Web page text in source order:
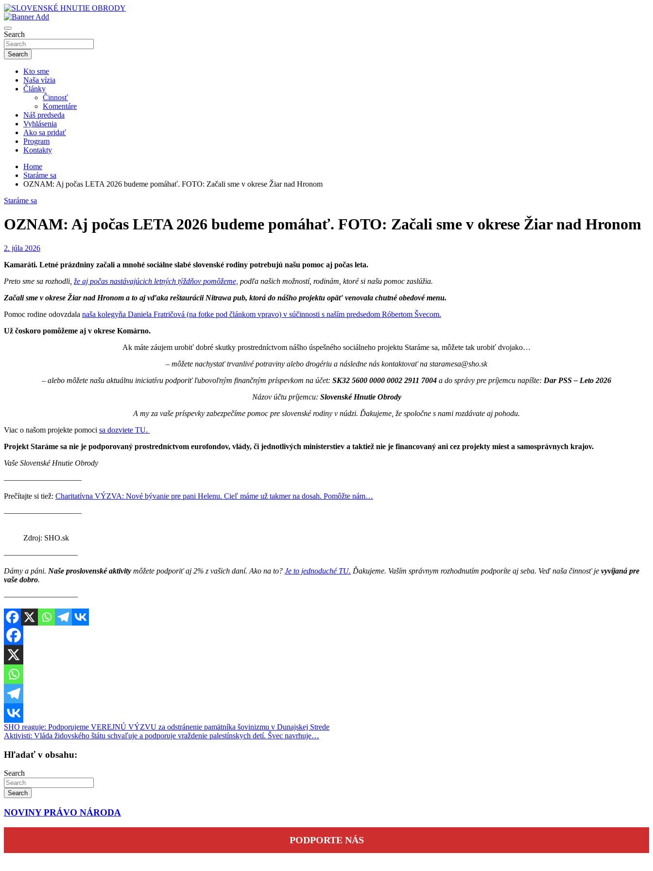
Skip
to
content
SLOVENSKÉ HNUTIE OBRODY
Search
Search
Kto sme
Naša vízia
Články
Činnosť
Komentáre
Náš predseda
Vyhlásenia
Ako sa pridať
Program
Kontakty
Home
Staráme sa
OZNAM: Aj počas LETA 2026 budeme pomáhať. FOTO: Začali sme v okrese Žiar nad Hronom
Staráme sa
OZNAM: Aj počas LETA 2026 budeme pomáhať. FOTO: Začali sme v okrese Žiar nad Hronom
2. júla 2026
Kamaráti. Letné prázdniny začali a mnohé sociálne slabé slovenské rodiny potrebujú našu pomoc aj počas leta.
Preto sme sa rozhodli, že aj počas nastávajúcich letných týždňov pomôžeme, podľa našich možností, rodinám, ktoré si našu pomoc zaslúžia.
Začali sme v okrese Žiar nad Hronom a to aj vďaka reštaurácii Nitrawa pub, ktorá do nášho projektu opäť venovala chutné obedové menu.
Pomoc rodine odovzdala naša kolegyňa Daniela Fratričová (na fotke pod článkom vpravo) v súčinnosti s naším predsedom Róbertom Švecom.
Už čoskoro pomôžeme aj v okrese Komárno.
Ak máte záujem urobiť dobré skutky prostredníctvom nášho úspešného sociálneho projektu Staráme sa, môžete tak urobiť dvojako…
– môžete nachystať trvanlivé potraviny alebo drogériu a následne nás kontaktovať na staramesa@sho.sk
– alebo môžete našu aktuálnu iniciatívu podporiť ľubovoľným finančným príspevkom na účet: SK32 5600 0000 0002 2911 7004 a do správy pre príjemcu napíšte: Dar PSS – Leto 2026
Názov účtu príjemcu: Slovenské Hnutie Obrody
A my za vaše príspevky zabezpečíme pomoc pre slovenské rodiny v núdzi. Ďakujeme, že spoločne s nami rozdávate aj pohodu.
Viac o našom projekte pomoci sa dozviete TU.
Projekt Staráme sa nie je podporovaný prostredníctvom eurofondov, vlády, či jednotlivých ministerstiev a taktiež nie je financovaný ani cez projekty miest a samosprávnych krajov.
Vaše Slovenské Hnutie Obrody
——————————
Prečítajte si tiež: Charitatívna VÝZVA: Nové bývanie pre pani Helenu. Cieľ máme už takmer na dosah. Pomôžte nám…
——————————
Zdroj: SHO.sk
———————–——
Dámy a páni. Naše proslovenské aktivity môžete podporiť aj 2% z vašich daní. Ako na to? Je to jednoduché TU. Ďakujeme. Vaším správnym rozhodnutím podporíte aj seba. Veď naša činnosť je vyvíjaná pre
vaše dobro.
———————–——
Navigácia
v
článku
SHO reaguje: Podporujeme VEREJNÚ VÝZVU za odstránenie pamätníka šovinizmu v Dunajskej Strede
Aktivisti: Vláda židovského štátu schvaľuje a podporuje vraždenie palestínskych detí. Švec navrhuje…
Hľadať v obsahu:
Search
Search
NOVINY PRÁVO NÁRODA
PODPORTE NÁS